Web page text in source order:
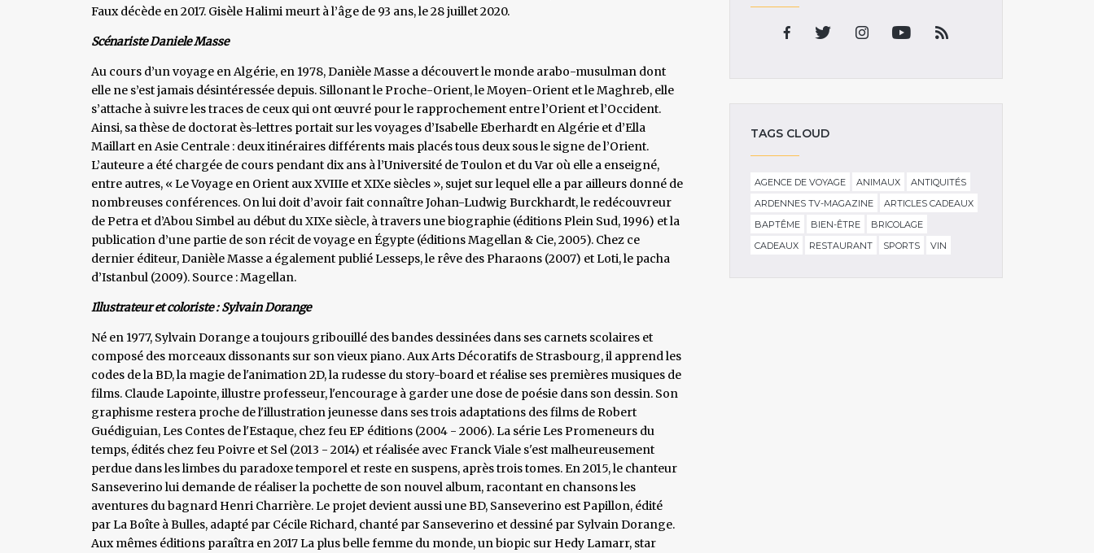
Faux décède en 2017. Gisèle Halimi meurt à l’âge de 93 ans, le 28 juillet 2020.
Scénariste Daniele Masse
Au cours d’un voyage en Algérie, en 1978, Danièle Masse a découvert le monde arabo-musulman dont
elle ne s’est jamais désintéressée depuis. Sillonant le Proche-Orient, le Moyen-Orient et le Maghreb, elle
s’attache à suivre les traces de ceux qui ont œuvré pour le rapprochement entre l’Orient et l’Occident.
Ainsi, sa thèse de doctorat ès-lettres portait sur les voyages d’Isabelle Eberhardt en Algérie et d’Ella
Maillart en Asie Centrale : deux itinéraires différents mais placés tous deux sous le signe de l’Orient.
L’auteure a été chargée de cours pendant dix ans à l’Université de Toulon et du Var où elle a enseigné,
entre autres, « Le Voyage en Orient aux XVIIIe et XIXe siècles », sujet sur lequel elle a par ailleurs donné de
nombreuses conférences. On lui doit d’avoir fait connaître Johan-Ludwig Burckhardt, le redécouvreur
de Petra et d’Abou Simbel au début du XIXe siècle, à travers une biographie (éditions Plein Sud, 1996) et la
publication d’une partie de son récit de voyage en Égypte (éditions Magellan & Cie, 2005). Chez ce
dernier éditeur, Danièle Masse a également publié Lesseps, le rêve des Pharaons (2007) et Loti, le pacha
d’Istanbul (2009). Source : Magellan.
Illustrateur et coloriste : Sylvain Dorange
Né en 1977, Sylvain Dorange a toujours gribouillé des bandes dessinées dans ses carnets scolaires et
composé des morceaux dissonants sur son vieux piano. Aux Arts Décoratifs de Strasbourg, il apprend les
codes de la BD, la magie de l'animation 2D, la rudesse du story-board et réalise ses premières musiques de
films. Claude Lapointe, illustre professeur, l'encourage à garder une dose de poésie dans son dessin. Son
graphisme restera proche de l'illustration jeunesse dans ses trois adaptations des films de Robert
Guédiguian, Les Contes de l'Estaque, chez feu EP éditions (2004 - 2006). La série Les Promeneurs du
temps, édités chez feu Poivre et Sel (2013 - 2014) et réalisée avec Franck Viale s'est malheureusement
perdue dans les limbes du paradoxe temporel et reste en suspens, après trois tomes. En 2015, le chanteur
Sanseverino lui demande de réaliser la pochette de son nouvel album, racontant en chansons les
aventures du bagnard Henri Charrière. Le projet devient aussi une BD, Sanseverino est Papillon, édité
par La Boîte à Bulles, adapté par Cécile Richard, chanté par Sanseverino et dessiné par Sylvain Dorange.
Aux mêmes éditions paraîtra en 2017 La plus belle femme du monde, un biopic sur Hedy Lamarr, star
TAGS CLOUD
AGENCE DE VOYAGE ANIMAUX
ANTIQUITÉS
ARDENNES TV-MAGAZINE
ARTICLES CADEAUX
BAPTÊME
BIEN-ÊTRE
BRICOLAGE
CADEAUX
RESTAURANT SPORTS VIN